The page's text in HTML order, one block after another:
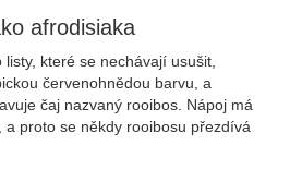
afrodisiaka
které se nechávají usušit,
červenohnědou barvu, a
čaj nazvaný rooibos. Nápoj má
proto se někdy rooibosu přezdívá